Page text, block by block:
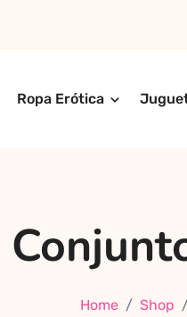
Ropa Erótica
Home Shop